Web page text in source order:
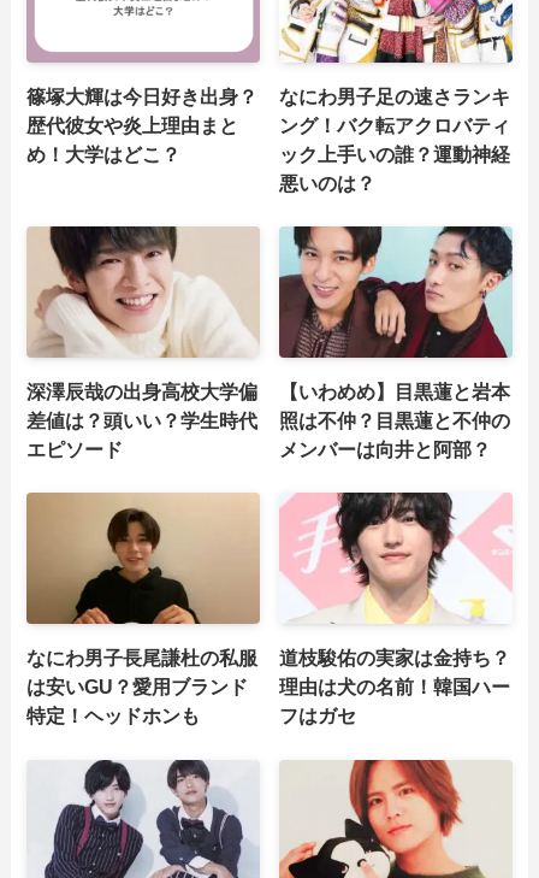
篠塚大輝は今日好き出身？
歴代彼女や炎上理由まと
め！大学はどこ？
なにわ男子足の速さランキ
ング！バク転アクロバティ
ック上手いの誰？運動神経
悪いのは？
深澤辰哉の出身高校大学偏
差値は？頭いい？学生時代
エピソード
【いわめめ】目黒蓮と岩本
照は不仲？目黒蓮と不仲の
メンバーは向井と阿部？
なにわ男子長尾謙杜の私服
は安いGU？愛用ブランド
特定！ヘッドホンも
道枝駿佑の実家は金持ち？
理由は犬の名前！韓国ハー
フはガセ